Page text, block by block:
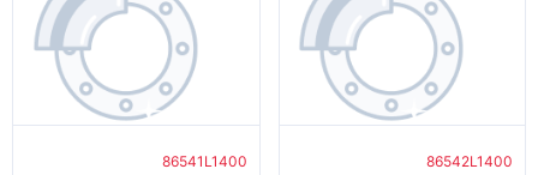
86542L1400
86541L1400